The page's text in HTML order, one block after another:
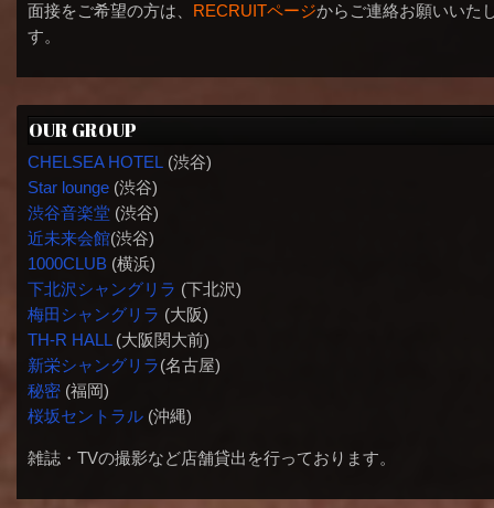
面接をご希望の方は、 RECRUITページからご連絡お願いいた
す。
OUR GROUP
CHELSEA HOTEL (渋谷)
Star lounge(渋谷)
渋谷音楽堂(渋谷)
近未来会館(渋谷)
1000CLUB(横浜)
下北沢シャングリラ (下北沢)
梅田シャングリラ (大阪)
TH-R HALL(大阪関大前)
新栄シャングリラ(名古屋)
秘密(福岡)
桜坂セントラル(沖縄)
雑誌・TVの撮影など店舗貸出を行っております。